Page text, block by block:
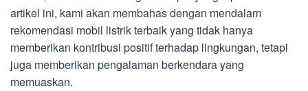
artikel ini, kami akan membahas dengan mendalam
rekomendasi mobil listrik terbaik yang tidak hanya
memberikan kontribusi positif terhadap lingkungan, tetapi
juga memberikan pengalaman berkendara yang
memuaskan.